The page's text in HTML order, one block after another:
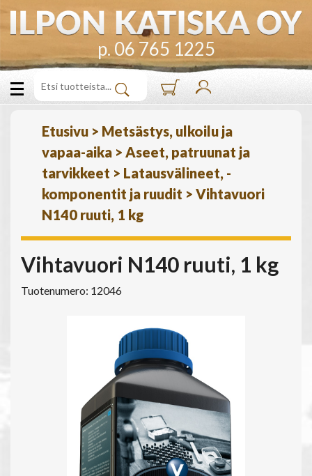
p. 06 765 1225
Etusivu > Metsästys, ulkoilu ja
vapaa-aika > Aseet, patruunat ja
tarvikkeet > Latausvälineet, -
komponentit ja ruudit > Vihtavuori
N140 ruuti, 1 kg
Vihtavuori N140 ruuti, 1 kg
Tuotenumero: 12046